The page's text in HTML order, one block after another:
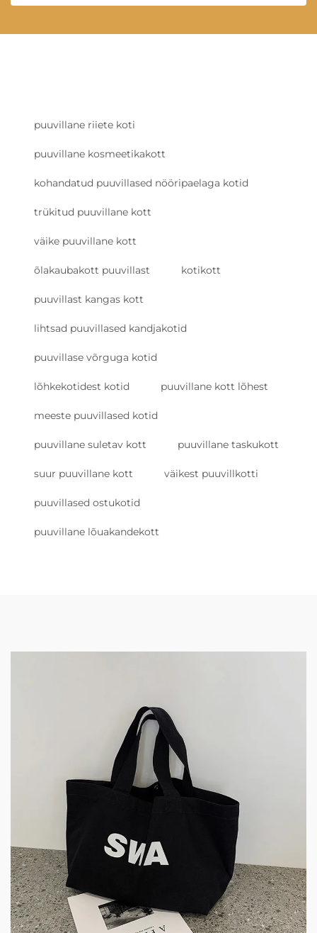
puuvillane riiete koti
puuvillane kosmeetikakott
kohandatud puuvillased nööripaelaga kotid
trükitud puuvillane kott
väike puuvillane kott
õlakaubakott puuvillast kotikott
puuvillast kangas kott
lihtsad puuvillased kandjakotid
puuvillase võrguga kotid
lõhkekotidest kotid puuvillane kott lõhest
meeste puuvillased kotid
puuvillane suletav kott puuvillane taskukott
suur puuvillane kott väikest puuvillkotti
puuvillased ostukotid
puuvillane lõuakandekott